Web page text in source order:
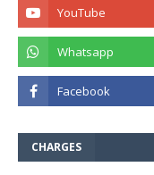
CHARGES